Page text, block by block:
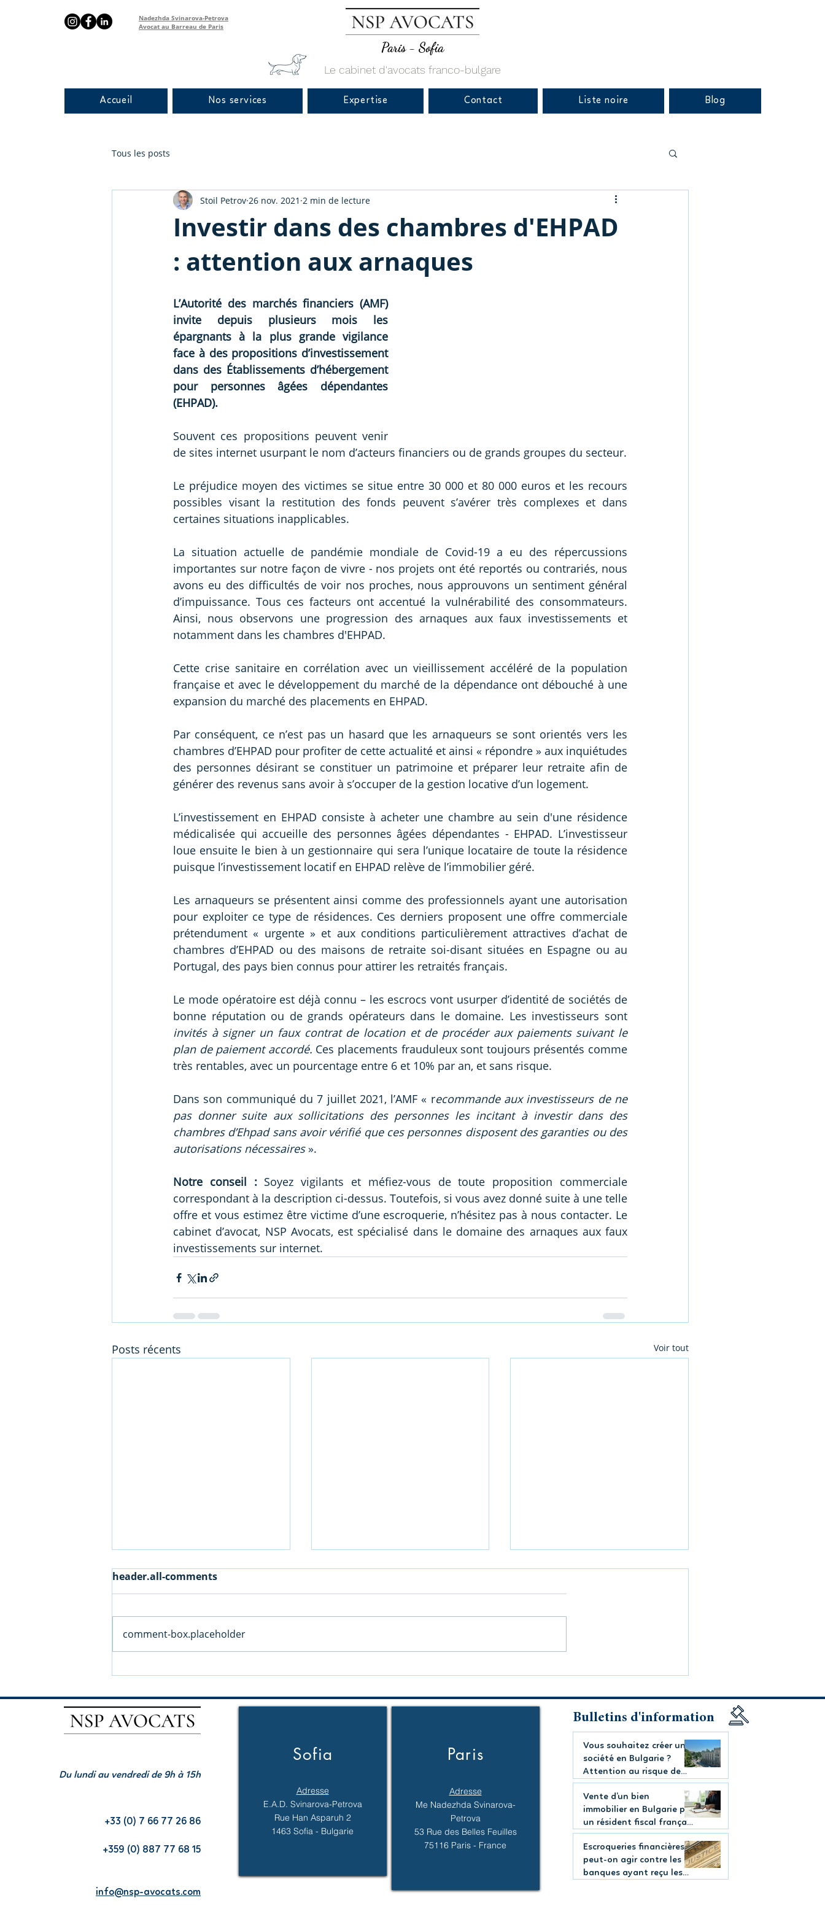
Nadezhda Svinarova-Petrova
Avocat au Barreau de Paris
Paris - Sofia
Le cabinet d'avocats franco-bulgare
Accueil Nos services Expertise Contact Liste noire Blog
Tous les posts
Investir dans des chambres d'EHPAD
: attention aux arnaques
Stoil Petrov 26 nov. 2021 2 min de lecture
L’Autorité des marchés financiers (AMF)
invite depuis plusieurs mois les
épargnants à la plus grande vigilance
face à des propositions d’investissement
dans des Établissements d’hébergement
pour personnes âgées dépendantes
(EHPAD).
Souvent ces propositions peuvent venir
de sites internet usurpant le nom d’acteurs financiers ou de grands groupes du secteur.
Le préjudice moyen des victimes se situe entre 30 000 et 80 000 euros et les recours
possibles visant la restitution des fonds peuvent s’avérer très complexes et dans
certaines situations inapplicables.
La situation actuelle de pandémie mondiale de Covid-19 a eu des répercussions
importantes sur notre façon de vivre - nos projets ont été reportés ou contrariés, nous
avons eu des difficultés de voir nos proches, nous approuvons un sentiment général
d’impuissance. Tous ces facteurs ont accentué la vulnérabilité des consommateurs.
Ainsi, nous observons une progression des arnaques aux faux investissements et
notamment dans les chambres d'EHPAD.
Cette crise sanitaire en corrélation avec un vieillissement accéléré de la population
française et avec le développement du marché de la dépendance ont débouché à une
expansion du marché des placements en EHPAD.
Par conséquent, ce n’est pas un hasard que les arnaqueurs se sont orientés vers les
chambres d’EHPAD pour profiter de cette actualité et ainsi « répondre » aux inquiétudes
des personnes désirant se constituer un patrimoine et préparer leur retraite afin de
générer des revenus sans avoir à s’occuper de la gestion locative d’un logement.
L’investissement en EHPAD consiste à acheter une chambre au sein d'une résidence
médicalisée qui accueille des personnes âgées dépendantes - EHPAD. L’investisseur
loue ensuite le bien à un gestionnaire qui sera l’unique locataire de toute la résidence
puisque l’investissement locatif en EHPAD relève de l’immobilier géré.
Les arnaqueurs se présentent ainsi comme des professionnels ayant une autorisation
pour exploiter ce type de résidences. Ces derniers proposent une offre commerciale
prétendument « urgente » et aux conditions particulièrement attractives d’achat de
chambres d’EHPAD ou des maisons de retraite soi-disant situées en Espagne ou au
Portugal, des pays bien connus pour attirer les retraités français.
Le mode opératoire est déjà connu – les escrocs vont usurper d’identité de sociétés de
invités à signer un faux contrat de location et de procéder aux paiements suivant le
plan de paiement accordé. Ces placements frauduleux sont toujours présentés comme
très rentables, avec un pourcentage entre 6 et 10% par an, et sans risque.
Dans son communiqué du 7 juillet 2021, l’AMF « recommande aux investisseurs de ne
pas donner suite aux sollicitations des personnes les incitant à investir dans des
chambres d’Ehpad sans avoir vérifié que ces personnes disposent des garanties ou des
autorisations nécessaires ».
Notre conseil : Soyez vigilants et méfiez-vous de toute proposition commerciale
correspondant à la description ci-dessus. Toutefois, si vous avez donné suite à une telle
offre et vous estimez être victime d’une escroquerie, n’hésitez pas à nous contacter. Le
cabinet d’avocat, NSP Avocats, est spécialisé dans le domaine des arnaques aux faux
investissements sur internet.
Posts récents Voir tout
Vous souhaitez créer une
Attention au risque de
requalification fiscale
Vente d’un bien
par un résident fiscal
Escroqueries financières :
banques ayant reçu les
header.all-comments
comment-box.placeholder
Du lundi au vendredi de 9h à 15h
+33 (0) 7 66 77 26 86
+359 (0) 887 77 68 15
info@nsp-avocats.com
Sofia
Adresse
E.A.D. Svinarova-Petrova
Rue Han Asparuh 2
1463 Sofia - Bulgarie
Paris
Adresse
Me Nadezhda Svinarova-
Petrova
53 Rue des Belles Feuilles
75116 Paris - France
Bulletins d'information
Vous souhaitez créer une
société en Bulgarie ?
Attention au risque de
requalification fiscale
Vente d’un bien
immobilier en Bulgarie par
un résident fiscal français
: quelles déclarations en
France ?
Escroqueries financières :
peut-on agir contre les
banques ayant reçu les